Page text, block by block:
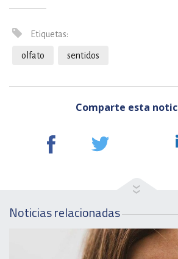
Etiquetas:
olfato sentidos
Comparte esta
Noticias relacionadas